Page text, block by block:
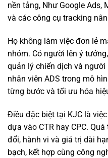
nền tảng, Như Google Ads,
và các công cụ tracking
Họ không làm việc đơn lẻ
nhóm. Có người lên ý
quản lý chiến dịch và
nhân viên ADS trong mô
từng bước và tối ưu hóa
Điều đặc biệt tại KJC là
dựa vào CTR hay CPC.
đổi, hành vi và giá trị dài
bạch, kết hợp cùng công